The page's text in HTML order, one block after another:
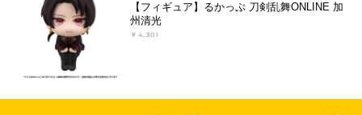
【フィギュア】るかっぷ 刀剣乱舞ONLINE 加
州清光
￥4,301